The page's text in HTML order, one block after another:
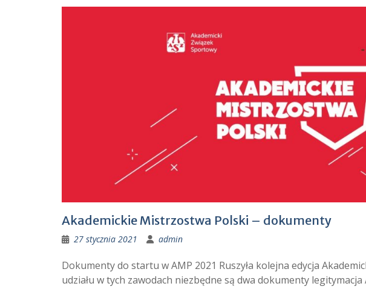
Akademickie Mistrzostwa Polski – dokumenty
27 stycznia 2021 admin
Dokumenty do startu w AMP 2021 Ruszyła kolejna edycja
udziału w tych zawodach niezbędne są dwa dokumenty